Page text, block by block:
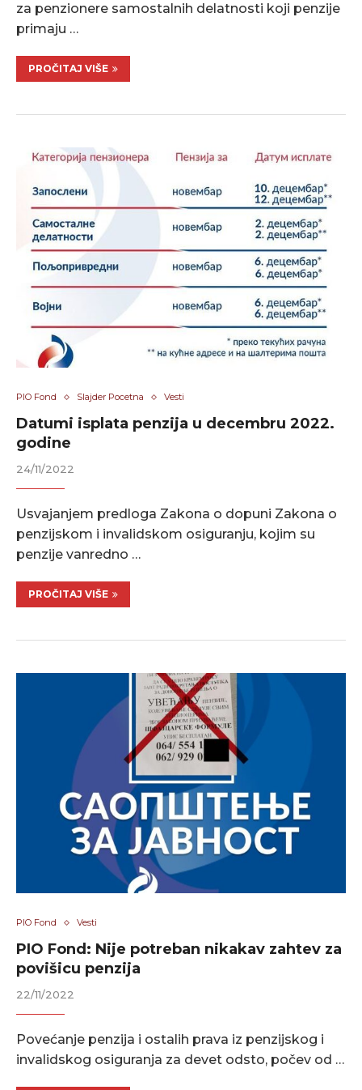
za penzionere samostalnih delatnosti koji penzije
primaju …
PROČITAJ VIŠE
PIO Fond Slajder Pocetna Vesti
Datumi isplata penzija u decembru 2022.
godine
24/11/2022
Usvajanjem predloga Zakona o dopuni Zakona o
penzijskom i invalidskom osiguranju, kojim su
penzije vanredno …
PROČITAJ VIŠE
PIO Fond Vesti
PIO Fond: Nije potreban nikakav zahtev za
povišicu penzija
22/11/2022
Povećanje penzija i ostalih prava iz penzijskog i
invalidskog osiguranja za devet odsto, počev od …